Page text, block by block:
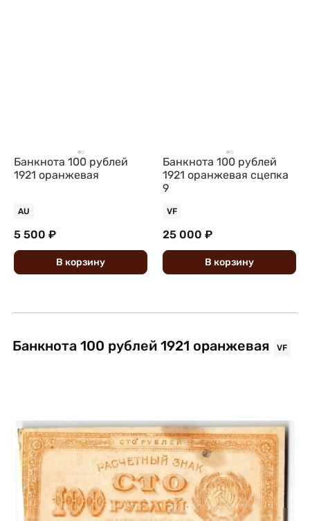
Банкнота 100 рублей
1921 оранжевая
AU
5 500 ₽
В корзину
Банкнота 100 рублей
1921 оранжевая сцепка
9
VF
25 000 ₽
В корзину
Банкнота 100 рублей 1921 оранжевая VF